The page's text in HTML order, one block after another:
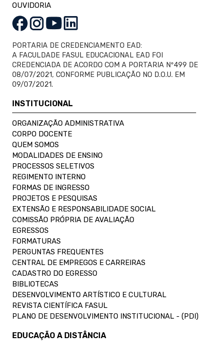
OUVIDORIA
PORTARIA DE CREDENCIAMENTO EAD:
A FACULDADE FASUL EDUCACIONAL EAD FOI
CREDENCIADA DE ACORDO COM A PORTARIA Nº499 DE
08/07/2021, CONFORME PUBLICAÇÃO NO D.O.U. EM
09/07/2021.
INSTITUCIONAL
ORGANIZAÇÃO ADMINISTRATIVA
CORPO DOCENTE
QUEM SOMOS
MODALIDADES DE ENSINO
PROCESSOS SELETIVOS
REGIMENTO INTERNO
FORMAS DE INGRESSO
PROJETOS E PESQUISAS
EXTENSÃO E RESPONSABILIDADE SOCIAL
COMISSÃO PRÓPRIA DE AVALIAÇÃO
EGRESSOS
FORMATURAS
PERGUNTAS FREQUENTES
CENTRAL DE EMPREGOS E CARREIRAS
CADASTRO DO EGRESSO
BIBLIOTECAS
DESENVOLVIMENTO ARTÍSTICO E CULTURAL
REVISTA CIENTÍFICA FASUL
PLANO DE DESENVOLVIMENTO INSTITUCIONAL - (PDI)
EDUCAÇÃO A DISTÂNCIA